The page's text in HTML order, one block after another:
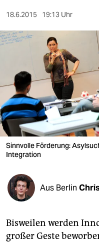
sport
nord
wahrheit
verlag
verlag
veranstaltungen
shop
fragen & hilfe
unterstützen
abo
18.6.2015 19:13 Uhr
Sinnvolle Förderung:
Integration
Aus Berlin
Bisweilen werden
großer Geste